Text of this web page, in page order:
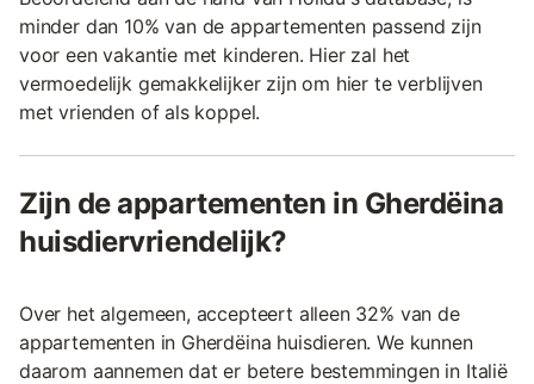
minder dan 10% van de appartementen passend zijn
voor een vakantie met kinderen. Hier zal het
vermoedelijk gemakkelijker zijn om hier te verblijven
met vrienden of als koppel.
Zijn de appartementen in Gherdëina
huisdiervriendelijk?
Over het algemeen, accepteert alleen 32% van de
appartementen in Gherdëina huisdieren. We kunnen
daarom aannemen dat er betere bestemmingen in Italië